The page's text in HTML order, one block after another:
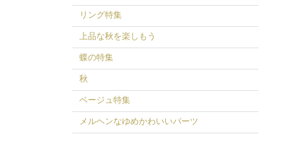
リング特集
上品な秋を楽しもう
蝶の特集
秋
ベージュ特集
メルヘンなゆめかわいいパーツ